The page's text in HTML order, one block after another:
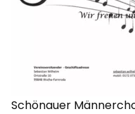
Schönauer